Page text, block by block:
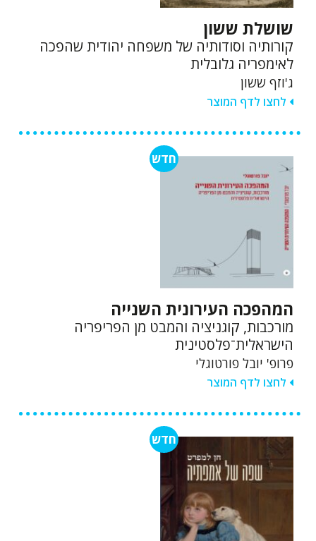
שושלת ששון
קורותיה וסודותיה של משפחה יהודית שהפכה
לאימפריה גלובלית
ג'וזף ששון
לחצו לדף המוצר
חדש
המהפכה העירונית השנייה
מורכבות, קוגניציה והמבט מן הפריפריה
הישראלית־פלסטינית
פרופ' יובל פורטוגלי
לחצו לדף המוצר
חדש